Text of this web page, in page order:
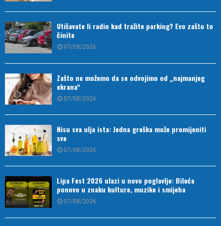
Utišavate li radio kad tražite parking? Evo zašto to
činite
07/08/2026
Zašto ne možemo da se odvojimo od „najmanjeg
ekrana“
07/08/2026
Nisu sva ulja ista: Jedna greška može promijeniti
sve
07/08/2026
Lipa Fest 2026 ulazi u novo poglavlje: Bileća
ponovo u znaku kulture, muzike i smijeha
07/08/2026